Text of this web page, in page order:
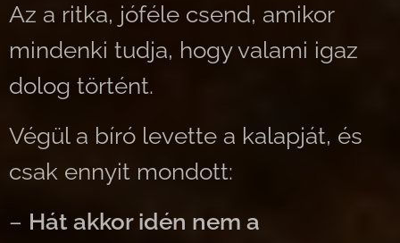
Az a ritka, jóféle csend, amikor
mindenki tudja, hogy valami igaz
dolog történt.
Végül a bíró levette a kalapját, és
csak ennyit mondott:
– Hát akkor idén nem a